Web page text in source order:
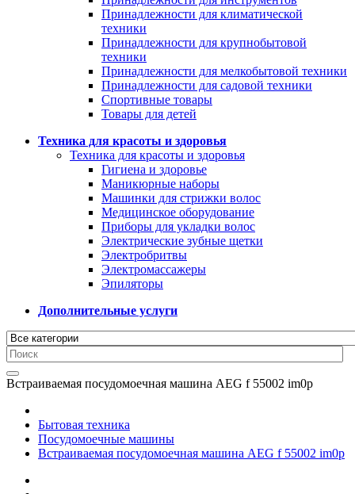
Принадлежности для климатической
техники
Принадлежности для крупнобытовой
техники
Принадлежности для мелкобытовой техники
Принадлежности для садовой техники
Спортивные товары
Товары для детей
Техника для красоты и здоровья
Техника для красоты и здоровья
Гигиена и здоровье
Маникюрные наборы
Машинки для стрижки волос
Медицинское оборудование
Приборы для укладки волос
Электрические зубные щетки
Электробритвы
Электромассажеры
Эпиляторы
Дополнительные услуги
Встраиваемая посудомоечная машина AEG f 55002 im0p
Бытовая техника
Посудомоечные машины
Встраиваемая посудомоечная машина AEG f 55002 im0p